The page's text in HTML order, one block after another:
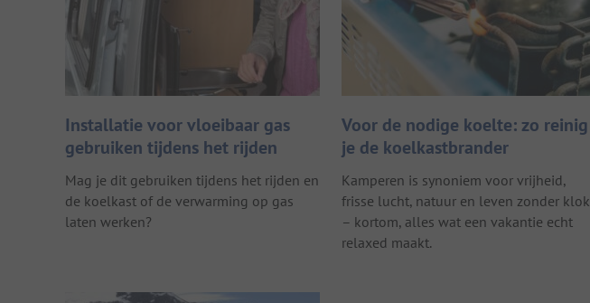
Installatie voor vloeibaar gas
gebruiken tijdens het rijden
Mag je dit gebruiken tijdens het rijden en
de koelkast of de verwarming op gas
laten werken?
Voor de nodige koelte: zo reinig
je de koelkastbrander
Kamperen is synoniem voor vrijheid,
frisse lucht, natuur en leven zonder klok
– kortom, alles wat een vakantie echt
relaxed maakt.